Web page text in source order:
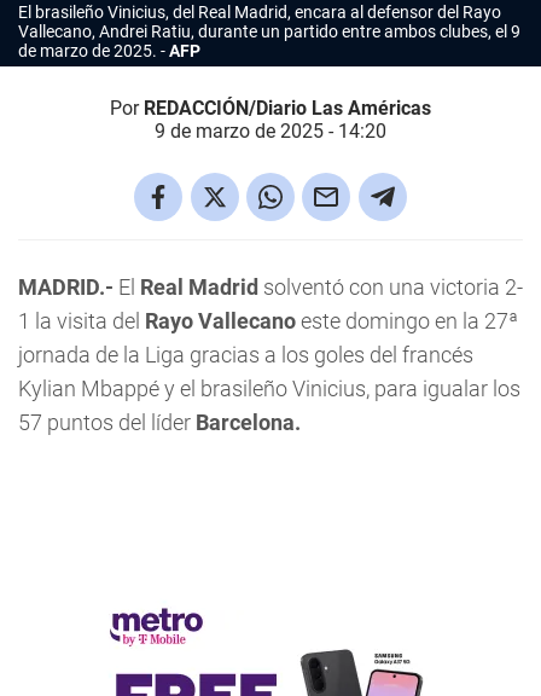
El brasileño Vinicius, del Real Madrid, encara al defensor del Rayo
Vallecano, Andrei Ratiu, durante un partido entre ambos clubes, el 9
de marzo de 2025.
AFP
Por REDACCIÓN/Diario Las Américas
9 de marzo de 2025 - 14:20
MADRID.- El Real Madrid solventó con una victoria 2-
1 la visita del Rayo Vallecanoeste domingo en la 27ª
jornada de la Liga gracias a los goles del francés
Kylian Mbappé y el brasileño Vinicius, para igualar los
57 puntos del líder Barcelona.